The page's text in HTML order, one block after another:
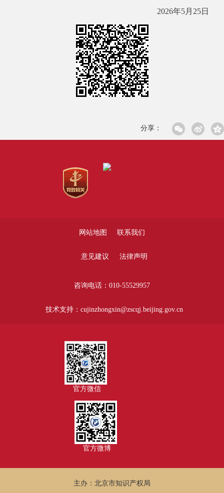
2026年5月25日
分享：
网站地图 联系我们
意见建议 法律声明
咨询电话：010-55529957
技术支持：cujinzhongxin@zscqj.beijing.gov.cn
官方微信
官方微博
主办：北京市知识产权局